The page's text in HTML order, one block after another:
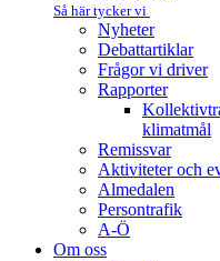
Så här tycker vi
Nyheter
Debattartiklar
Frågor vi driver
Rapporter
klimatmål
Remissvar
Aktiviteter och
Almedalen
Persontrafik
A-Ö
Om oss